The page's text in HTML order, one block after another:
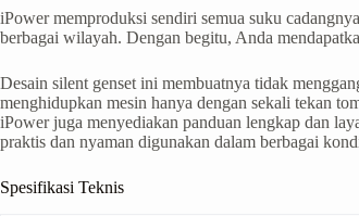
iPower memproduksi sendiri semua suku
berbagai wilayah. Dengan begitu, Anda
Desain silent genset ini membuatnya tidak
menghidupkan mesin hanya dengan sekali tekan
iPower juga menyediakan panduan lengkap dan
praktis dan nyaman digunakan dalam berbagai
Spesifikasi Teknis